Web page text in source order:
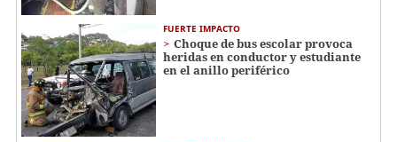
FUERTE IMPACTO
Choque de bus escolar provoca
heridas en conductor y estudiante
en el anillo periférico